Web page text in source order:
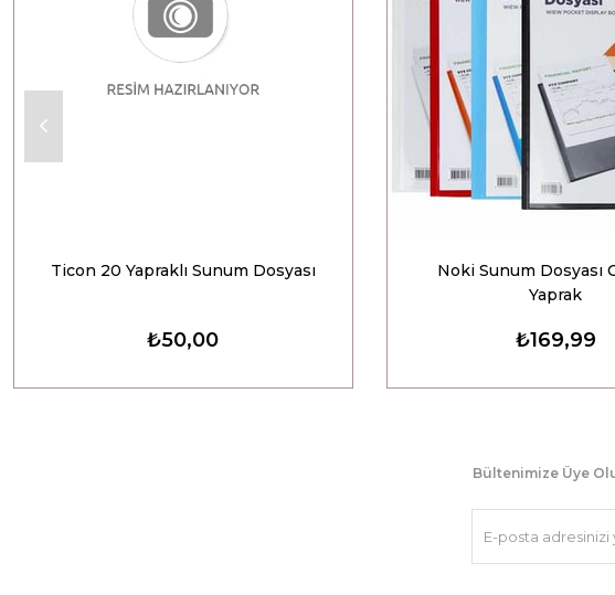
Ticon 20 Yapraklı Sunum Dosyası
₺50,00
Noki Sunum Dosyası
Yaprak
₺169,99
Bültenimize Üye